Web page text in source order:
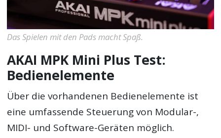
Das Spielen mit den Pads macht Spaß.
AKAI MPK Mini Plus Test:
Bedienelemente
Über die vorhandenen Bedienelemente ist
eine umfassende Steuerung von Modular-,
MIDI- und Software-Geräten möglich.